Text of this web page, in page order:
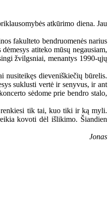
atkūrimo diena. Jau
fakulteto bendruomenės narius
atiteko mūsų negausiam,
žvilgsniai, menantys 1990-ųjų
nusiteikęs dieveniškiečių būrelis.
suklusti vertė ir senyvus, ir ant
sėdome prie bendro stalo,
renkiesi tik tai, kuo tiki ir ką myli.
kovoti dėl išlikimo. Šiandien
Jonas